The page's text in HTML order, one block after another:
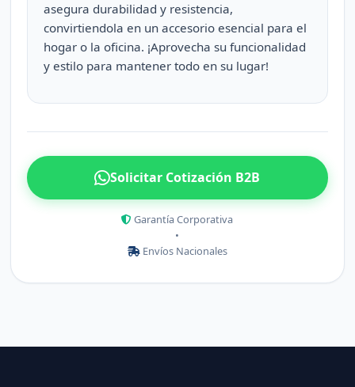
asegura durabilidad y resistencia,
convirtiendola en un accesorio esencial para el
hogar o la oficina. ¡Aprovecha su funcionalidad
y estilo para mantener todo en su lugar!
Solicitar Cotización B2B
Garantía Corporativa
•
Envíos Nacionales